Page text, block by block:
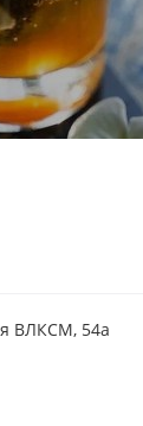
ВЛКСМ, 54а